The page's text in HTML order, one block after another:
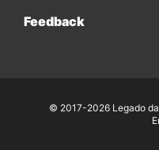
Feedback
© 2017-2026 Legado